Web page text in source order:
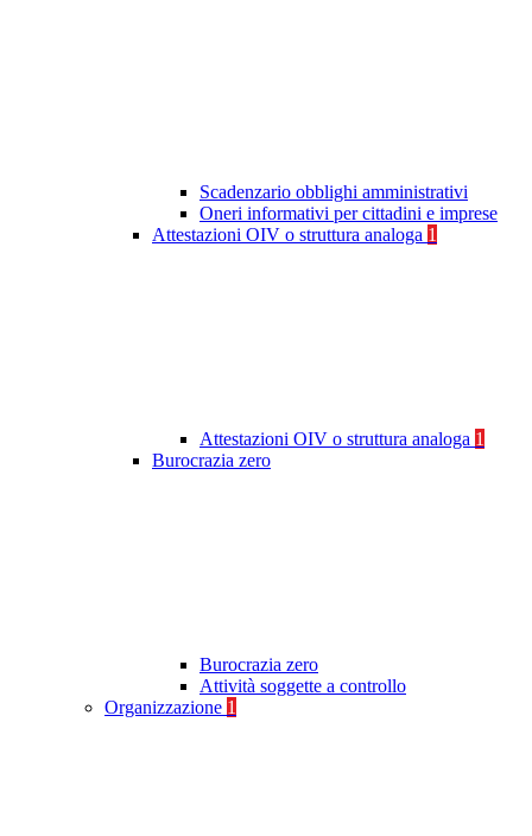
Scadenzario obblighi amministrativi
Oneri informativi per cittadini e imprese
Attestazioni OIV o struttura analoga 1
Attestazioni OIV o struttura analoga 1
Burocrazia zero
Burocrazia zero
Attività soggette a controllo
Organizzazione 1